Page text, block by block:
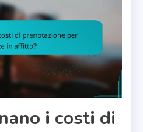
i costi di